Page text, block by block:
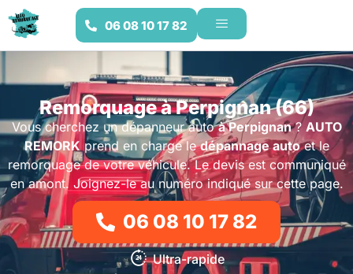
06 08 10 17 82
Remorquage à Perpignan (66)
Vous cherchez un dépanneur autoà Perpignan?AUTO
REMORKprend en charge ledépannage autoet le
remorquage de votre véhicule. Le devis est communiqué
en amont. Joignez-le au numéro indiqué sur cette page.
06 08 10 17 82
Ultra-rapide